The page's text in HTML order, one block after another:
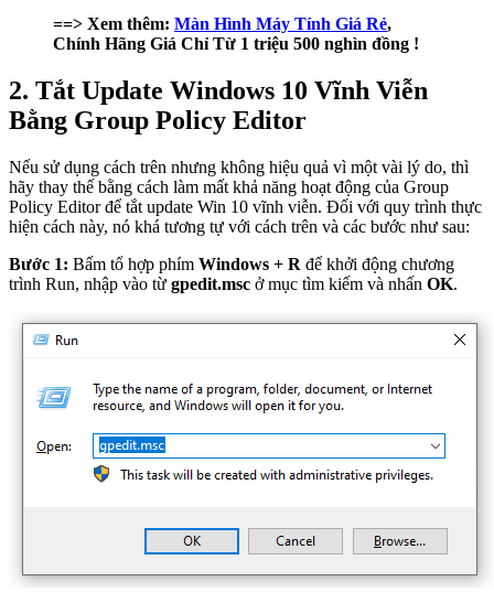
==> Xem thêm: Màn Hình Máy Tính Giá Rẻ,
Chính Hãng Giá Chỉ Từ 1 triệu 500 nghìn đồng !
2. Tắt Update Windows 10 Vĩnh Viễn
Bằng Group Policy Editor
Nếu sử dụng cách trên nhưng không hiệu quả vì một vài lý do, thì
hãy thay thế bằng cách làm mất khả năng hoạt động của Group
Policy Editor để tắt update Win 10 vĩnh viễn. Đối với quy trình thực
hiện cách này, nó khá tương tự với cách trên và các bước như sau:
Bước 1: Bấm tổ hợp phím Windows + R để khởi động chương
trình Run, nhập vào từ gpedit.msc ở mục tìm kiếm và nhấn OK.